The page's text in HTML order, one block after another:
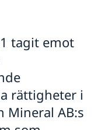
tagit emot
rättigheter i
Mineral AB:s